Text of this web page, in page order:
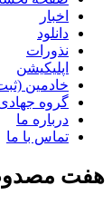
اخبار
دانلود
نذورات
اپلیکیشن
خادمین
گروه
درباره ما
تماس با ما
هفت مصدوم